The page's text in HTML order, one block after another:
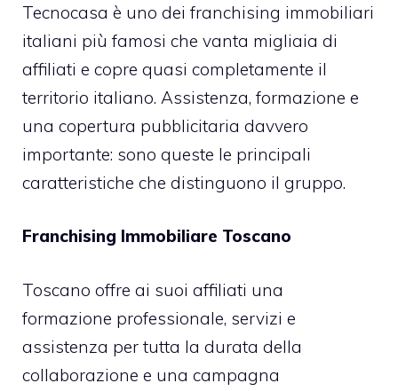
Tecnocasa è uno dei franchising immobiliari
italiani più famosi che vanta migliaia di
affiliati e copre quasi completamente il
territorio italiano. Assistenza, formazione e
una copertura pubblicitaria davvero
importante: sono queste le principali
caratteristiche che distinguono il gruppo.
Franchising Immobiliare Toscano
Toscano offre ai suoi affiliati una
formazione professionale, servizi e
assistenza per tutta la durata della
collaborazione e una campagna